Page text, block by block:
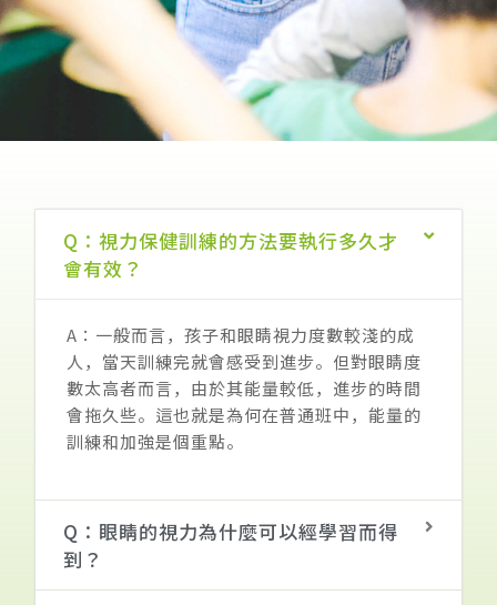
Q：視力保健訓練的方法要執行多久才
會有效？
A：一般而言，孩子和眼睛視力度數較淺的成
人，當天訓練完就會感受到進步。但對眼睛度
數太高者而言，由於其能量較低，進步的時間
會拖久些。這也就是為何在普通班中，能量的
訓練和加強是個重點。
Q：眼睛的視力為什麼可以經學習而得
到？